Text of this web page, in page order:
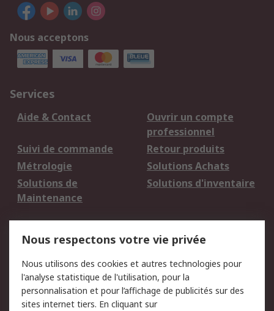
Nous acceptons
Services
Aide & Contact
Ouvrir un compte
professionnel
Suivi de commande
Retour produits
Métrologie
Solutions Achats
Solutions de
Maintenance
Solutions d'inventaire
du site
Politique de protection
des données - Mise à
Sécurité des E-mails
Nous respectons votre vie privée
Nous utilisons des cookies et autres technologies pour
l'analyse statistique de l'utilisation, pour la
personnalisation et pour l’affichage de publicités sur des
sites internet tiers. En cliquant sur